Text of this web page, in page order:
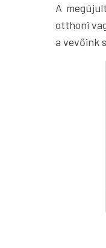
A
otthoni
a vevőink